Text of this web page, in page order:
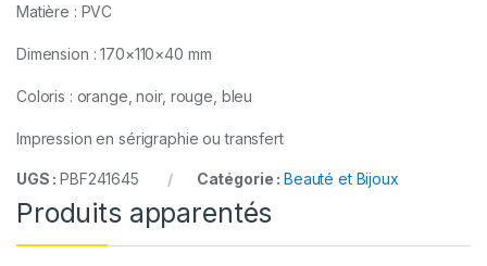
Matière : PVC
Dimension : 170×110×40 mm
Coloris : orange, noir, rouge, bleu
Impression en sérigraphie ou transfert
UGS :PBF241645 Catégorie : Beauté et Bijoux
Produits apparentés